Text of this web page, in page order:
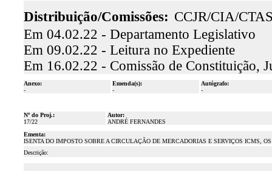
Distribuição/Comissões: CCJR/CIA/
Em 04.02.22 - Departamento Legislativo
Em 09.02.22 - Leitura no Expediente
Em 16.02.22 - Comissão de Constituição,
Anexo:
-
Emenda(s):
-
Autógrafo:
-
Nº do Proj.:
17/22
Autor:
ANDRÉ FERNANDES
Ementa:
ISENTA DO IMPOSTO SOBRE A CIRCULAÇÃO DE MERCADORIAS E SERVIÇOS ICMS,
Descrição: